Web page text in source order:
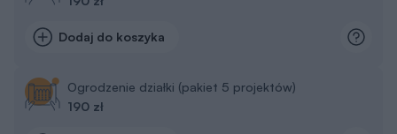
Dodaj do koszyka
Ogrodzenie działki (pakiet 5 projektów)
190 zł